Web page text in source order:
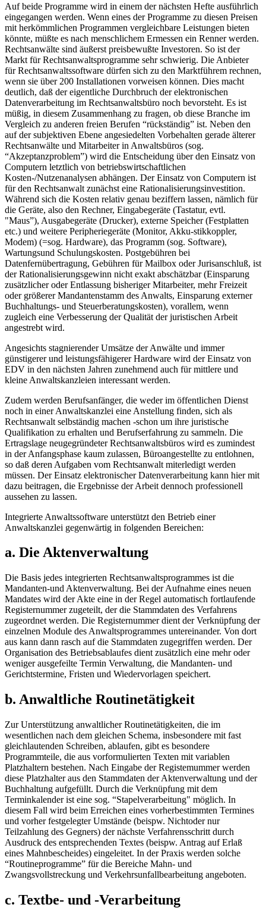
Auf beide Programme wird in einem der nächsten Hefte ausführlich
eingegangen werden. Wenn eines der Programme zu diesen Preisen
mit herkömmlichen Programmen vergleichbare Leistungen bieten
könnte, müßte es nach menschlichem Ermessen ein Renner werden.
Rechtsanwälte sind äußerst preisbewußte Investoren. So ist der
Markt für Rechtsanwaltsprogramme sehr schwierig. Die Anbieter
für Rechtsanwaltssoftware dürfen sich zu den Marktführem rechnen,
wenn sie über 200 Installationen vorweisen können. Dies macht
deutlich, daß der eigentliche Durchbruch der elektronischen
Datenverarbeitung im Rechtsanwaltsbüro noch bevorsteht. Es ist
müßig, in diesem Zusammenhang zu fragen, ob diese Branche im
Vergleich zu anderen freien Berufen “rückständig” ist. Neben den
auf der subjektiven Ebene angesiedelten Vorbehalten gerade älterer
Rechtsanwälte und Mitarbeiter in Anwaltsbüros (sog.
“Akzeptanzproblem”) wird die Entscheidung über den Einsatz von
Computern letztlich von betriebswirtschaftlichen
Kosten-/Nutzenanalysen abhängen. Der Einsatz von Computern ist
für den Rechtsanwalt zunächst eine Rationalisierungsinvestition.
Während sich die Kosten relativ genau beziffern lassen, nämlich für
die Geräte, also den Rechner, Eingabegeräte (Tastatur, evtl.
"Maus”), Ausgabegeräte (Drucker), externe Speicher (Festplatten
etc.) und weitere Peripheriegeräte (Monitor, Akku-stikkoppler,
Modem) (=sog. Hardware), das Programm (sog. Software),
Wartungsund Schulungskosten. Postgebühren bei
Datenfernübertragung, Gebühren für Mailbox oder Jurisanschluß, ist
der Rationalisierungsgewinn nicht exakt abschätzbar (Einsparung
zusätzlicher oder Entlassung bisheriger Mitarbeiter, mehr Freizeit
oder größerer Mandantenstamm des Anwalts, Einsparung externer
Buchhaltungs- und Steuerberatungskosten), vorallem, wenn
zugleich eine Verbesserung der Qualität der juristischen Arbeit
angestrebt wird.
Angesichts stagnierender Umsätze der Anwälte und immer
günstigerer und leistungsfähigerer Hardware wird der Einsatz von
EDV in den nächsten Jahren zunehmend auch für mittlere und
kleine Anwaltskanzleien interessant werden.
Zudem werden Berufsanfänger, die weder im öffentlichen Dienst
noch in einer Anwaltskanzlei eine Anstellung finden, sich als
Rechtsanwalt selbständig machen -schon um ihre juristische
Qualifikation zu erhalten und Berufserfahrung zu sammeln. Die
Ertragslage neugegründeter Rechtsanwaltsbüros wird es zumindest
in der Anfangsphase kaum zulassen, Büroangestellte zu entlohnen,
so daß deren Aufgaben vom Rechtsanwalt miterledigt werden
müssen. Der Einsatz elektronischer Datenverarbeitung kann hier mit
dazu beitragen, die Ergebnisse der Arbeit dennoch professionell
aussehen zu lassen.
Integrierte Anwaltssoftware unterstützt den Betrieb einer
Anwaltskanzlei gegenwärtig in folgenden Bereichen:
a. Die Aktenverwaltung
Die Basis jedes integrierten Rechtsanwaltsprogrammes ist die
Mandanten-und Aktenverwaltung. Bei der Aufnahme eines neuen
Mandates wird der Akte eine in der Regel automatisch fortlaufende
Registernummer zugeteilt, der die Stammdaten des Verfahrens
zugeordnet werden. Die Registernummer dient der Verknüpfung der
einzelnen Module des Anwaltsprogrammes untereinander. Von dort
aus kann dann rasch auf die Stammdaten zugegriffen werden. Der
Organisation des Betriebsablaufes dient zusätzlich eine mehr oder
weniger ausgefeilte Termin Verwaltung, die Mandanten- und
Gerichtstermine, Fristen und Wiedervorlagen speichert.
b. Anwaltliche Routinetätigkeit
Zur Unterstützung anwaltlicher Routinetätigkeiten, die im
wesentlichen nach dem gleichen Schema, insbesondere mit fast
gleichlautenden Schreiben, ablaufen, gibt es besondere
Programmteile, die aus vorformulierten Texten mit variablen
Platzhaltern bestehen. Nach Eingabe der Registemummer werden
diese Platzhalter aus den Stammdaten der Aktenverwaltung und der
Buchhaltung aufgefüllt. Durch die Verknüpfung mit dem
Terminkalender ist eine sog. “Stapelverarbeitung" möglich. In
diesem Fall wird beim Erreichen eines vorherbestimmten Termines
und vorher festgelegter Umstände (beispw. Nichtoder nur
Teilzahlung des Gegners) der nächste Verfahrensschritt durch
Ausdruck des entsprechenden Textes (beispw. Antrag auf Erlaß
eines Mahnbescheides) eingeleitet. In der Praxis werden solche
“Routineprogramme” für die Bereiche Mahn- und
Zwangsvollstreckung und Verkehrsunfallbearbeitung angeboten.
c. Textbe- und -Verarbeitung